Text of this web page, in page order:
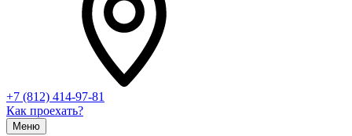
+7 (812) 414-97-81
Как проехать?
Меню